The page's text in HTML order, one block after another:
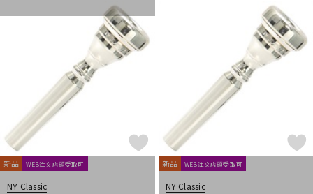
新品 WEB注文店頭受取可
NY Classic
新品 WEB注文店頭受取可
NY Classic